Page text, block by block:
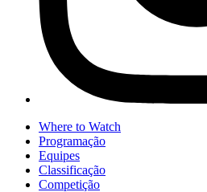
Where to Watch
Programação
Equipes
Classificação
Competição